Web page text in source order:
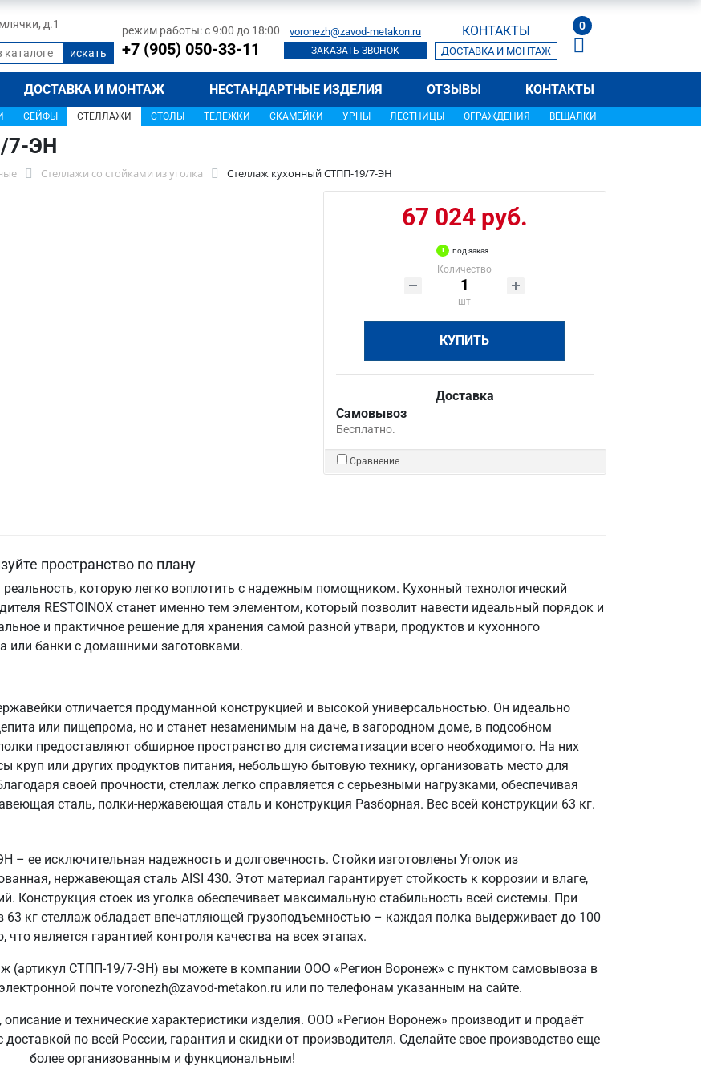
д.1 режим работы: с 9:00 до 18:00
+7 (905) 050-33-11
voronezh@zavod-metakon.ru
ЗАКАЗАТЬ ЗВОНОК
КОНТАКТЫ
ДОСТАВКА И МОНТАЖ
0
ДОСТАВКА И МОНТАЖ НЕСТАНДАРТНЫЕ ИЗДЕЛИЯ ОТЗЫВЫ КОНТАКТЫ
СЕЙФЫ СТЕЛЛАЖИ СТОЛЫ ТЕЛЕЖКИ СКАМЕЙКИ УРНЫ ЛЕСТНИЦЫ ОГРАЖДЕНИЯ ВЕШАЛКИ
7-ЭН
Стеллажи со стойками из уголка Стеллаж кухонный СТПП-19/7-ЭН
67 024 руб.
под заказ
Количество
шт
КУПИТЬ
Доставка
Самовывоз
Бесплатно.
Сравнение
пространство по плану
которую легко воплотить с надежным помощником. Кухонный технологический
RESTOINOX станет именно тем элементом, который позволит навести идеальный порядок и
и практичное решение для хранения самой разной утвари, продуктов и кухонного
или банки с домашними заготовками.
отличается продуманной конструкцией и высокой универсальностью. Он идеально
или пищепрома, но и станет незаменимым на даче, в загородном доме, в подсобном
предоставляют обширное пространство для систематизации всего необходимого. На них
круп или других продуктов питания, небольшую бытовую технику, организовать место для
своей прочности, стеллаж легко справляется с серьезными нагрузками, обеспечивая
сталь, полки-нержавеющая сталь и конструкция Разборная. Вес всей конструкции 63 кг.
– ее исключительная надежность и долговечность. Стойки изготовлены Уголок из
нержавеющая сталь AISI 430. Этот материал гарантирует стойкость к коррозии и влаге,
Конструкция стоек из уголка обеспечивает максимальную стабильность всей системы. При
63 кг стеллаж обладает впечатляющей грузоподъемностью – каждая полка выдерживает до 100
является гарантией контроля качества на всех этапах.
(артикул СТПП-19/7-ЭН) вы можете в компании ООО «Регион Воронеж» с пунктом самовывоза в
почте voronezh@zavod-metakon.ru или по телефонам указанным на сайте.
и технические характеристики изделия. ООО «Регион Воронеж» производит и продаёт
по всей России, гарантия и скидки от производителя. Сделайте свое производство еще
более организованным и функциональным!